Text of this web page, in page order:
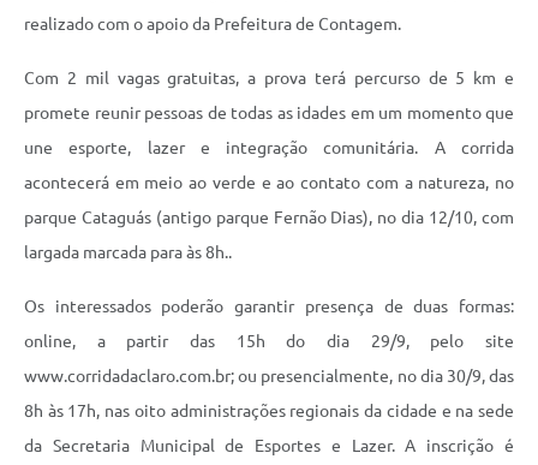
realizado com o apoio da Prefeitura de Contagem.
Com 2 mil vagas gratuitas, a prova terá percurso de 5 km e
promete reunir pessoas de todas as idades em um momento que
une esporte, lazer e integração comunitária. A corrida
acontecerá em meio ao verde e ao contato com a natureza, no
parque Cataguás (antigo parque Fernão Dias), no dia 12/10, com
largada marcada para às 8h..
Os interessados poderão garantir presença de duas formas:
online, a partir das 15h do dia 29/9, pelo site
www.corridadaclaro.com.br; ou presencialmente, no dia 30/9, das
8h às 17h, nas oito administrações regionais da cidade e na sede
da Secretaria Municipal de Esportes e Lazer. A inscrição é